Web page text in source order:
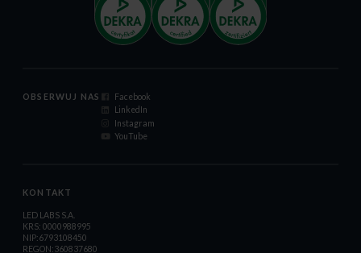
OBSERWUJ NAS
Facebook
LinkedIn
Instagram
YouTube
KONTAKT
LED LABS S.A.
KRS: 0000988995
NIP:6793108450
REGON:360837680